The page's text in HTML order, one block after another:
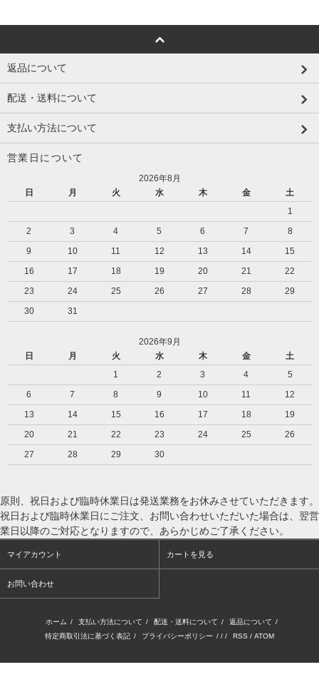
返品について
配送・送料について
支払い方法について
営業日について
2026年8月
日
月 火 水 木 金
土
1
2
3 4 5 6 7
8
9
10 11 12 13 14
15
16
17 18 19 20 21
22
23
24 25 26 27 28
29
30
31
2026年9月
日
月 火 水 木 金
土
1
2 3 4
5
6
7 8 9 10 11
12
13
14 15 16 17 18
19
20
21 22 23 24 25
26
27
28 29 30
原則、祝日および臨時休業日は発送業務をお休みさせていただきます。
祝日および臨時休業日にご注文、お問い合わせいただいた場合は、翌営
業日以降のご対応となりますので、あらかじめご了承ください。
マイアカウント カートを見る
お問い合わせ
ホーム / 支払い方法について / 配送・送料について / 返品について /
特定商取引法に基づく表記 / プライバシーポリシー / / / RSS / ATOM